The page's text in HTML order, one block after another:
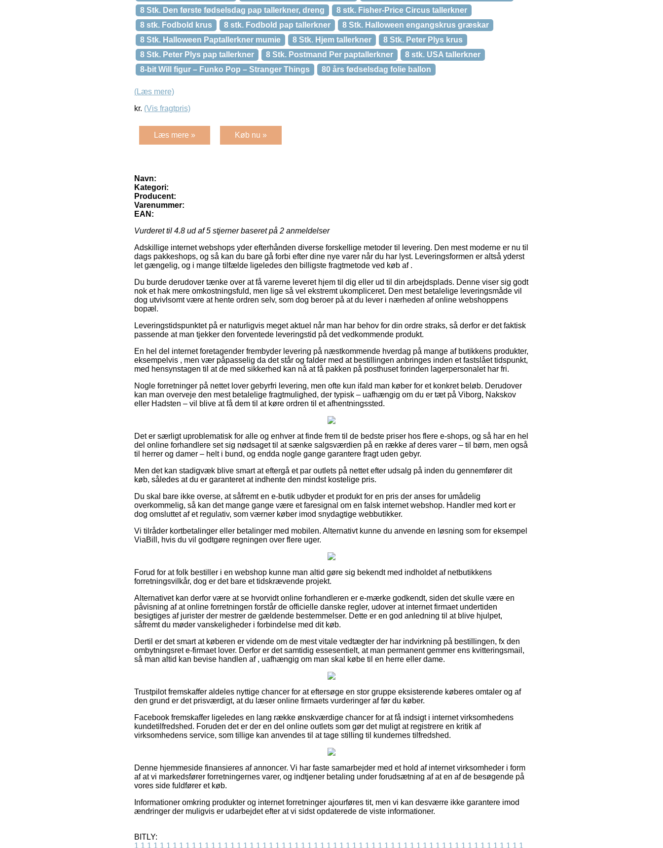
8 Stk. Den første fødselsdag pap tallerkner, dreng
8 stk. Fisher-Price Circus tallerkner
8 stk. Fodbold krus
8 stk. Fodbold pap tallerkner
8 Stk. Halloween engangskrus græskar
8 Stk. Halloween Paptallerkner mumie
8 Stk. Hjem tallerkner
8 Stk. Peter Plys krus
8 Stk. Peter Plys pap tallerkner
8 Stk. Postmand Per paptallerkner
8 stk. USA tallerkner
8-bit Will figur – Funko Pop – Stranger Things
80 års fødselsdag folie ballon
(Læs mere)
kr. (Vis fragtpris)
Læs mere » Køb nu »
Navn:
Kategori:
Producent:
Varenummer:
EAN:
Vurderet til 4.8 ud af 5 stjerner baseret på 2 anmeldelser
Adskillige internet webshops yder efterhånden diverse forskellige metoder til levering. Den mest moderne er nu til
dags pakkeshops, og så kan du bare gå forbi efter dine nye varer når du har lyst. Leveringsformen er altså yderst
let gængelig, og i mange tilfælde ligeledes den billigste fragtmetode ved køb af .
Du burde derudover tænke over at få varerne leveret hjem til dig eller ud til din arbejdsplads. Denne viser sig godt
nok et hak mere omkostningsfuld, men lige så vel ekstremt ukompliceret. Den mest betalelige leveringsmåde vil
dog utvivlsomt være at hente ordren selv, som dog beroer på at du lever i nærheden af online webshoppens
bopæl.
Leveringstidspunktet på er naturligvis meget aktuel når man har behov for din ordre straks, så derfor er det faktisk
passende at man tjekker den forventede leveringstid på det vedkommende produkt.
En hel del internet foretagender frembyder levering på næstkommende hverdag på mange af butikkens produkter,
eksempelvis , men vær påpasselig da det står og falder med at bestillingen anbringes inden et fastslået tidspunkt,
med hensynstagen til at de med sikkerhed kan nå at få pakken på posthuset forinden lagerpersonalet har fri.
Nogle forretninger på nettet lover gebyrfri levering, men ofte kun ifald man køber for et konkret beløb. Derudover
kan man overveje den mest betalelige fragtmulighed, der typisk – uafhængig om du er tæt på Viborg, Nakskov
eller Hadsten – vil blive at få dem til at køre ordren til et afhentningssted.
Det er særligt uproblematisk for alle og enhver at finde frem til de bedste priser hos flere e-shops, og så har en hel
del online forhandlere set sig nødsaget til at sænke salgsværdien på en række af deres varer – til børn, men også
til herrer og damer – helt i bund, og endda nogle gange garantere fragt uden gebyr.
Men det kan stadigvæk blive smart at eftergå et par outlets på nettet efter udsalg på inden du gennemfører dit
køb, således at du er garanteret at indhente den mindst kostelige pris.
Du skal bare ikke overse, at såfremt en e-butik udbyder et produkt for en pris der anses for umådelig
overkommelig, så kan det mange gange være et faresignal om en falsk internet webshop. Handler med kort er
dog omsluttet af et regulativ, som værner køber imod snydagtige webbutikker.
Vi tilråder kortbetalinger eller betalinger med mobilen. Alternativt kunne du anvende en løsning som for eksempel
ViaBill, hvis du vil godtgøre regningen over flere uger.
Forud for at folk bestiller i en webshop kunne man altid gøre sig bekendt med indholdet af netbutikkens
forretningsvilkår, dog er det bare et tidskrævende projekt.
Alternativet kan derfor være at se hvorvidt online forhandleren er e-mærke godkendt, siden det skulle være en
påvisning af at online forretningen forstår de officielle danske regler, udover at internet firmaet undertiden
besigtiges af jurister der mestrer de gældende bestemmelser. Dette er en god anledning til at blive hjulpet,
såfremt du møder vanskeligheder i forbindelse med dit køb.
Dertil er det smart at køberen er vidende om de mest vitale vedtægter der har indvirkning på bestillingen, fx den
ombytningsret e-firmaet lover. Derfor er det samtidig essesentielt, at man permanent gemmer ens kvitteringsmail,
så man altid kan bevise handlen af , uafhængig om man skal købe til en herre eller dame.
Trustpilot fremskaffer aldeles nyttige chancer for at eftersøge en stor gruppe eksisterende køberes omtaler og af
den grund er det prisværdigt, at du læser online firmaets vurderinger af før du køber.
Facebook fremskaffer ligeledes en lang række ønskværdige chancer for at få indsigt i internet virksomhedens
kundetilfredshed. Foruden det er der en del online outlets som gør det muligt at registrere en kritik af
virksomhedens service, som tillige kan anvendes til at tage stilling til kundernes tilfredshed.
Denne hjemmeside finansieres af annoncer. Vi har faste samarbejder med et hold af internet virksomheder i form
af at vi markedsfører forretningernes varer, og indtjener betaling under forudsætning af at en af de besøgende på
vores side fuldfører et køb.
Informationer omkring produkter og internet forretninger ajourføres tit, men vi kan desværre ikke garantere imod
ændringer der muligvis er udarbejdet efter at vi sidst opdaterede de viste informationer.
BITLY:
1 1 1 1 1 1 1 1 1 1 1 1 1 1 1 1 1 1 1 1 1 1 1 1 1 1 1 1 1 1 1 1 1 1 1 1 1 1 1 1 1 1 1 1 1 1 1 1 1 1 1 1 1 1 1 1 1 1 1 1 1